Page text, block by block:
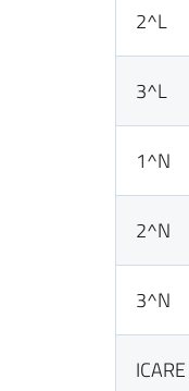
2^L
3^L
1^N
2^N
3^N
ICARE